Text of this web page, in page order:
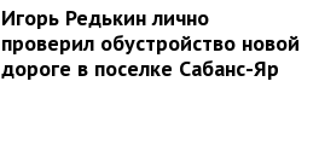
Игорь Редькин лично
проверил обустройство новой
дороге в поселке Сабанс-Яр